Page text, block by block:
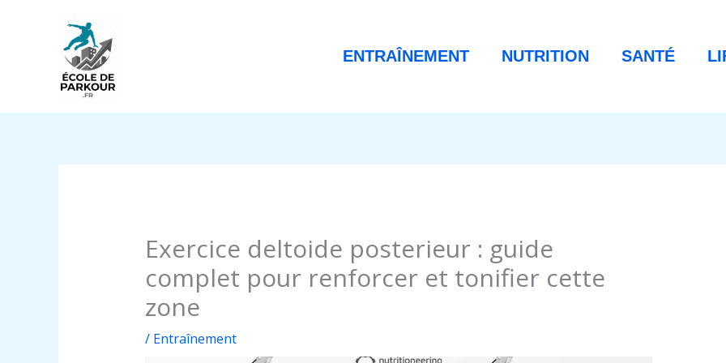
ENTRAÎNEMENT NUTRITION SANTÉ
Exercice deltoide posterieur : guide
complet pour renforcer et tonifier cette
zone
/ Entraînement